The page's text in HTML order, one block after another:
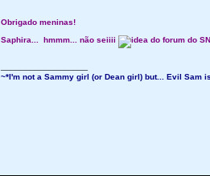
Obrigado meninas!
Saphira... hmmm... não seiiii
do forum do
~*I'm not a Sammy girl (or Dean girl) but... Evil Sam